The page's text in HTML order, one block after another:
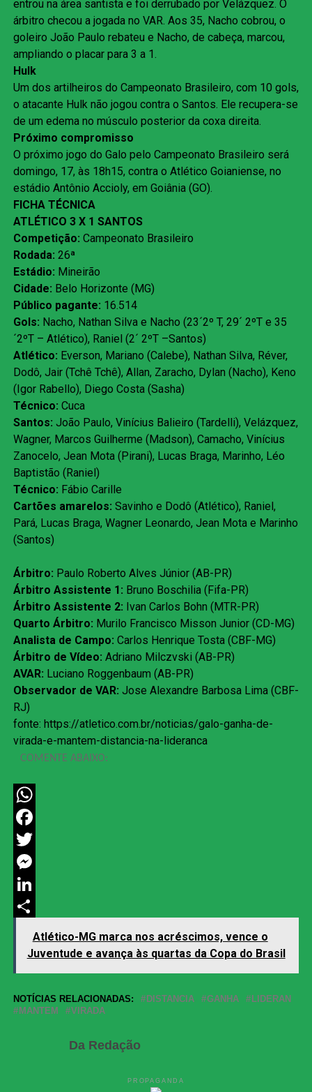
entrou na área santista e foi derrubado por Velázquez. O
árbitro checou a jogada no VAR. Aos 35, Nacho cobrou, o
goleiro João Paulo rebateu e Nacho, de cabeça, marcou,
ampliando o placar para 3 a 1.
Hulk
Um dos artilheiros do Campeonato Brasileiro, com 10 gols,
o atacante Hulk não jogou contra o Santos. Ele recupera-se
de um edema no músculo posterior da coxa direita.
Próximo compromisso
O próximo jogo do Galo pelo Campeonato Brasileiro será
domingo, 17, às 18h15, contra o Atlético Goianiense, no
estádio Antônio Accioly, em Goiânia (GO).
FICHA TÉCNICA
ATLÉTICO 3 X 1 SANTOS
Competição: Campeonato Brasileiro
Rodada: 26ª
Estádio: Mineirão
Cidade: Belo Horizonte (MG)
Público pagante: 16.514
Gols: Nacho, Nathan Silva e Nacho (23´2º T, 29´ 2ºT e 35
´2ºT – Atlético), Raniel (2´ 2ºT –Santos)
Atlético: Everson, Mariano (Calebe), Nathan Silva, Réver,
Dodô, Jair (Tchê Tchê), Allan, Zaracho, Dylan (Nacho), Keno
(Igor Rabello), Diego Costa (Sasha)
Técnico: Cuca
Santos: João Paulo, Vinícius Balieiro (Tardelli), Velázquez,
Wagner, Marcos Guilherme (Madson), Camacho, Vinícius
Zanocelo, Jean Mota (Pirani), Lucas Braga, Marinho, Léo
Baptistão (Raniel)
Técnico: Fábio Carille
Cartões amarelos: Savinho e Dodô (Atlético), Raniel,
Pará, Lucas Braga, Wagner Leonardo, Jean Mota e Marinho
(Santos)
Árbitro: Paulo Roberto Alves Júnior (AB-PR)
Árbitro Assistente 1: Bruno Boschilia (Fifa-PR)
Árbitro Assistente 2: Ivan Carlos Bohn (MTR-PR)
Quarto Árbitro: Murilo Francisco Misson Junior (CD-MG)
Analista de Campo: Carlos Henrique Tosta (CBF-MG)
Árbitro de Vídeo: Adriano Milczvski (AB-PR)
AVAR: Luciano Roggenbaum (AB-PR)
Observador de VAR: Jose Alexandre Barbosa Lima (CBF-
RJ)
fonte: https://atletico.com.br/noticias/galo-ganha-de-
virada-e-mantem-distancia-na-lideranca
COMENTE ABAIXO:
WhatsApp
Facebook
Twitter
Messenger
LinkedIn
Atlético-MG marca nos acréscimos, vence o
Juventude e avança às quartas da Copa do Brasil
NOTÍCIAS RELACIONADAS: DISTANCIA GANHA
LIDERAN
MANTEM
VIRADA
Da Redação
PROPAGANDA